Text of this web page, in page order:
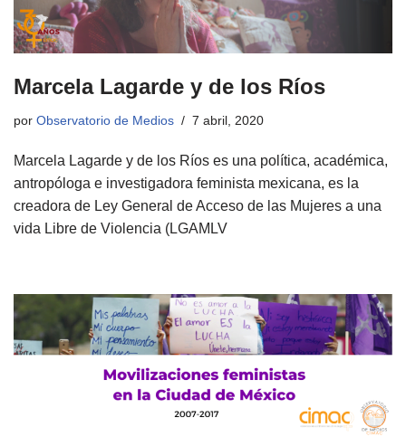
Marcela Lagarde y de los Ríos
por Observatorio de Medios 7 abril, 2020
Marcela Lagarde y de los Ríos es una política, académica,
antropóloga e investigadora feminista mexicana, es la
creadora de Ley General de Acceso de las Mujeres a una
vida Libre de Violencia (LGAMLV